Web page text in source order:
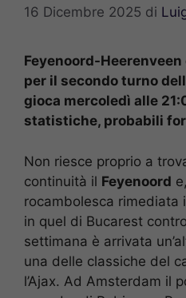
16 Dicembre 2025 di
Feyenoord-
per il secondo turno
gioca mercoledì alle
statistiche, probabili
Non riesce proprio a
continuità il Feyenoord
rocambolesca rimediata
in quel di Bucarest
settimana è arrivata
una delle classiche del
l’Ajax. Ad Amsterdam il